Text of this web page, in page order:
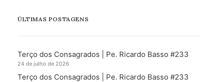
ÚLTIMAS POSTAGENS
Terço dos Consagrados | Pe. Ricardo Basso #233
24 de julho de 2026
Terço dos Consagrados | Pe. Ricardo Basso #233